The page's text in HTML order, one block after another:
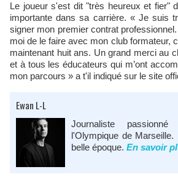
Le joueur s'est dit "très heureux et fier"
importante dans sa carrière. « Je suis
signer mon premier contrat
moi de le faire avec mon club formateur,
maintenant huit ans. Un grand merci au
et à tous les éducateurs qui m’ont
mon parcours » a t'il indiqué sur le site
Ewan L-L
Journaliste
l'Olympique de
belle époque. En savoir